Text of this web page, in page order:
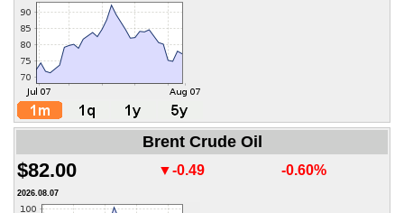
Brent Crude Oil
$82.00 ▼-0.49 -0.60%
2026.08.07